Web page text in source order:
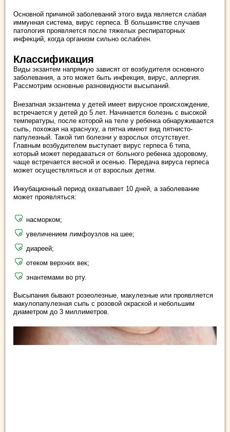
Основной причиной заболеваний этого вида является слабая
иммунная система, вирус герпеса. В большинстве случаев
патология проявляется после тяжелых респираторных
инфекций, когда организм сильно ослаблен.
Классификация
Виды экзантем напрямую зависят от возбудителя основного
заболевания, а это может быть инфекция, вирус, аллергия.
Рассмотрим основные разновидности высыпаний.
Внезапная экзантема у детей имеет вирусное происхождение,
встречается у детей до 5 лет. Начинается болезнь с высокой
температуры, после которой на теле у ребенка обнаруживается
сыпь, похожая на краснуху, а пятна имеют вид пятнисто-
папулезный. Такой тип болезни у взрослых отсутствует.
Главным возбудителем выступает вирус герпеса 6 типа,
который может передаваться от больного ребенка здоровому,
чаще встречается весной и осенью. Передача вируса герпеса
может осуществляться и от взрослых детям.
Инкубационный период охватывает 10 дней, а заболевание
может проявляться:
насморком;
увеличением лимфоузлов на шее;
диареей;
отеком верхних век;
энантемами во рту.
Высыпания бывают розеолезные, макулезные или проявляется
макулопапулезная сыпь с розовой окраской и небольшим
диаметром до 3 миллиметров.